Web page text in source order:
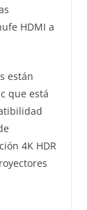
HDMI a
están
que está
4K HDR